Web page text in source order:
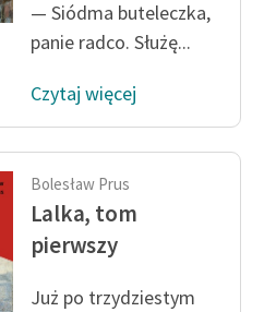
— Siódma buteleczka,
panie radco. Służę...
Czytaj więcej
Bolesław Prus
Lalka, tom
pierwszy
Już po trzydziestym